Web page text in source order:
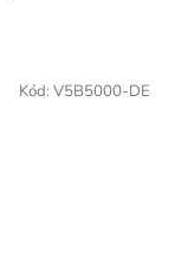
Kód: V5B5000-DE